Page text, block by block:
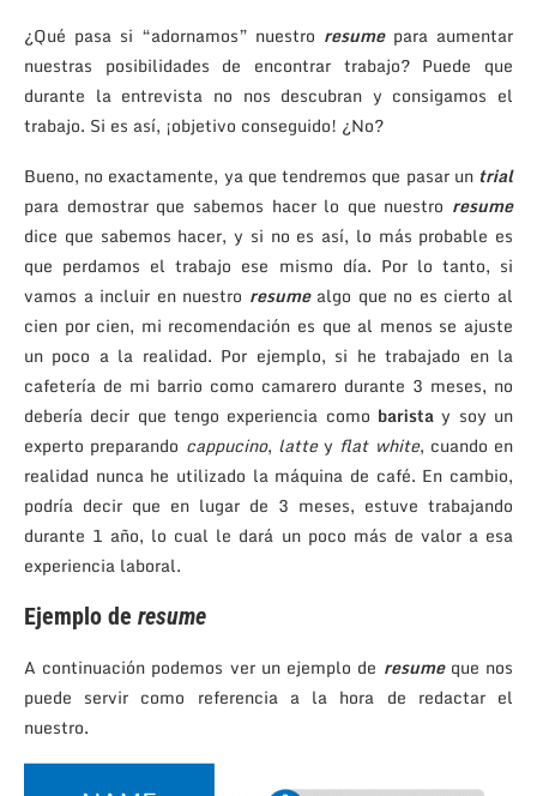
¿Qué pasa si “adornamos” nuestro resumepara aumentar
nuestras posibilidades de encontrar trabajo? Puede que
durante la entrevista no nos descubran y consigamos el
trabajo. Si es así, ¡objetivo conseguido! ¿No?
Bueno, no exactamente, ya que tendremos que pasar un trial
para demostrar que sabemos hacer lo que nuestro resume
dice que sabemos hacer, y si no es así, lo más probable es
que perdamos el trabajo ese mismo día. Por lo tanto, si
vamos a incluir en nuestro resumealgo que no es cierto al
cien por cien, mi recomendación es que al menos se ajuste
un poco a la realidad. Por ejemplo, si he trabajado en la
cafetería de mi barrio como camarero durante 3 meses, no
debería decir que tengo experiencia como barista y soy un
experto preparando cappucino, lattey flat white, cuando en
realidad nunca he utilizado la máquina de café. En cambio,
podría decir que en lugar de 3 meses, estuve trabajando
durante 1 año, lo cual le dará un poco más de valor a esa
experiencia laboral.
Ejemplo de resume
A continuación podemos ver un ejemplo de resumeque nos
puede servir como referencia a la hora de redactar el
nuestro.